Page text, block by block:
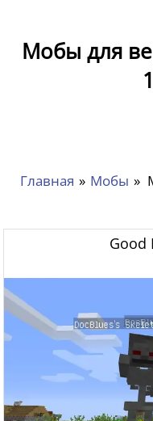
Мобы для
Главная » Мобы »
Good